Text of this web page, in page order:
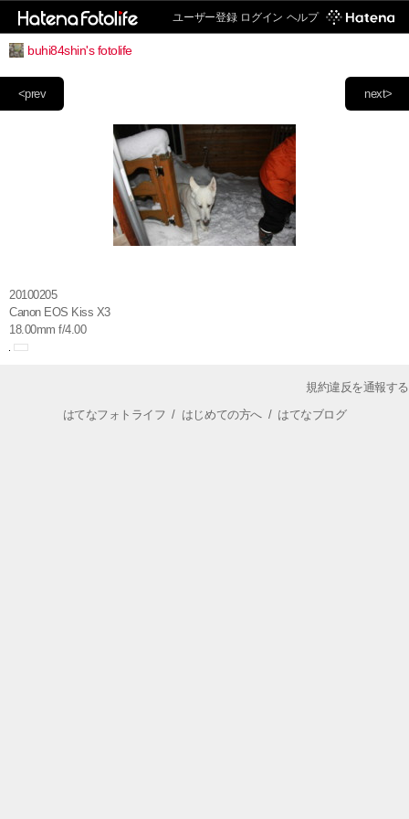
ユーザー登録 ログイン ヘルプ
buhi84shin's fotolife
next>
<prev
20100205
Canon EOS Kiss X3
18.00mm f/4.00
規約違反を通報する
はてなフォトライフ / はじめての方へ/ はてなブログ